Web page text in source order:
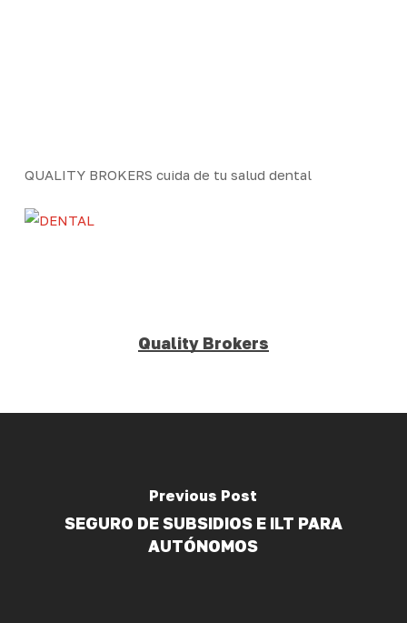
QUALITY BROKERS cuida de tu salud dental
Quality Brokers
Previous Post
SEGURO DE SUBSIDIOS E ILT PARA
AUTÓNOMOS